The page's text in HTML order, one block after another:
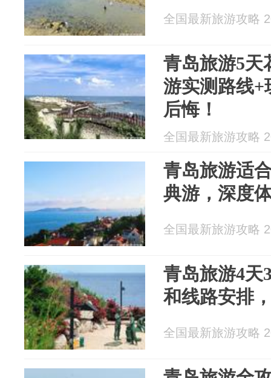
全国最新旅游攻略
青岛旅游5天
游实测路线+
后悔！
全国最新旅游攻略
青岛旅游适
典游，深度
全国最新旅游攻略
青岛旅游4天
和线路安排
全国最新旅游攻略